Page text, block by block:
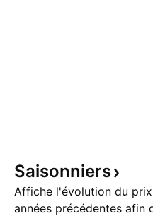
Saisonniers
Affiche l'évolution du
années précédentes afin